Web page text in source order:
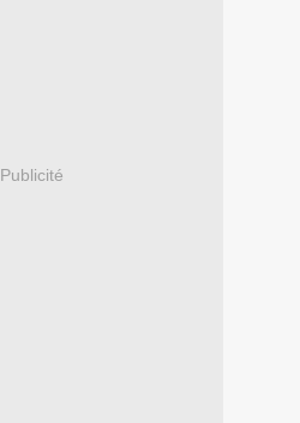
Publicité